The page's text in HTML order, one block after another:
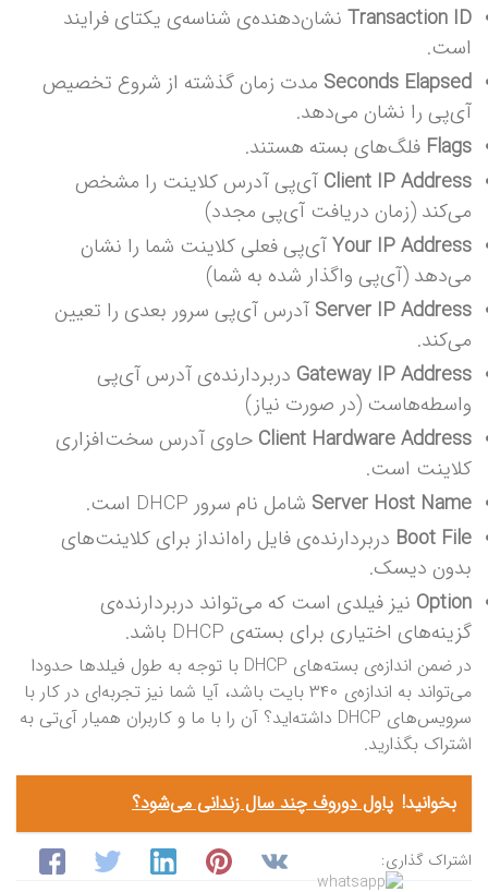
Transaction ID نشان‌دهنده‌ی شناسه‌ی یکتای فرایند
است.
Seconds Elapsed مدت زمان گذشته از شروع تخصیص
آی‌پی را نشان می‌دهد.
Flags فلگ‌های بسته هستند.
Client IP Address آی‌پی آدرس کلاینت را مشخص
می‌کند (زمان دریافت آی‌پی مجدد)
Your IP Addressآی‌پی فعلی کلاینت شما را نشان
می‌دهد (آی‌پی واگذار شده به شما)
Server IP Address آدرس آی‌پی سرور بعدی را تعیین
می‌کند.
Gateway IP Address دربردارنده‌ی آدرس آی‌پی
واسطه‌هاست (در صورت نیاز)
Client Hardware Address حاوی آدرس سخت‌افزاری
کلاینت است.
Server Host Name شامل نام سرور DHCP است.
Boot File دربردارنده‌ی فایل راه‌انداز برای کلاینت‌های
بدون دیسک.
Option نیز فیلدی است که می‌تواند دربردارنده‌ی
گزینه‌های اختیاری برای بسته‌ی DHCP باشد.
در ضمن اندازه‌ی بسته‌های DHCP با توجه به طول فیلدها حدودا
می‌تواند به اندازه‌ی ۳۴۰ بایت باشد، آیا شما نیز تجربه‌ای در کار با
سرویس‌های DHCP داشته‌اید؟ آن را با ما و کاربران همیار آی‌تی به
اشتراک بگذارید.
بخوانید! پاول دوروف چند سال زندانی می‌شود؟
اشتراک گذاری: